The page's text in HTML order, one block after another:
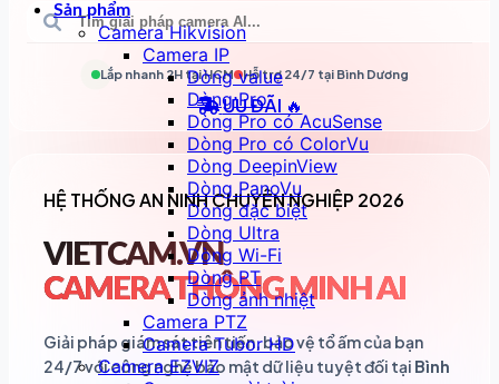
Sản phẩm
Camera Hikvision
Camera IP
Dòng value
Dòng Pro
Dòng Pro có AcuSense
Dòng Pro có ColorVu
Dòng DeepinView
Dòng PanoVu
Dòng đặc biệt
Dòng Ultra
Dòng Wi-Fi
Dòng PT
Dòng ảnh nhiệt
Camera PTZ
Camera Tubor HD
Camera EZVIZ
Lắp nhanh 2H tạiHCM Hỗ trợ 24/7 tại Bình Dương
ƯU ĐÃI 🔥
HỆ THỐNG AN NINH CHUYÊN NGHIỆP 2026
VIETCAM.VN
CAMERA THÔNG MINH AI
Giải pháp giám sát tiên tiến, bảo vệ tổ ấm của bạn
24/7 với công nghệ bảo mật dữ liệu tuyệt đối tại Bình